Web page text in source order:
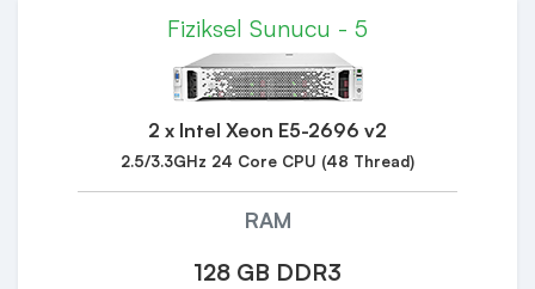
Fiziksel Sunucu - 5
2 x Intel Xeon E5-2696 v2
2.5/3.3GHz 24 Core CPU (48 Thread)
RAM
128 GB DDR3